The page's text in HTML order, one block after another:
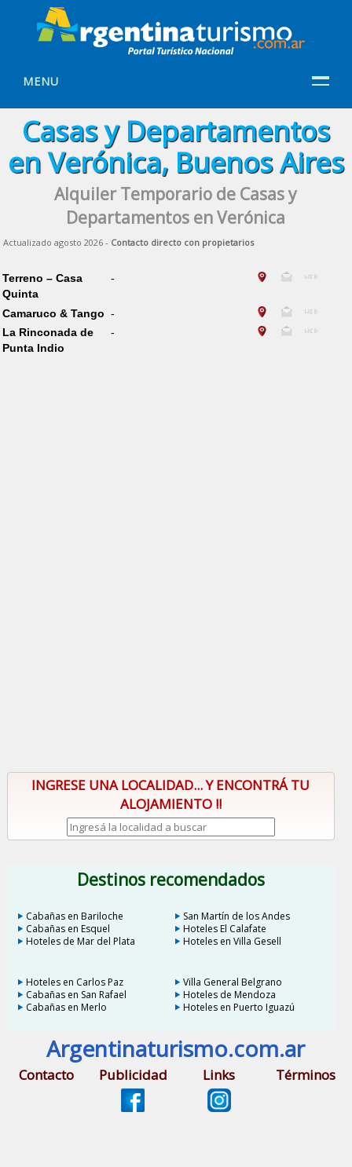
MENU
Casas y Departamentos
en Verónica, Buenos Aires
Alquiler Temporario de Casas y
Departamentos en Verónica
Actualizado agosto 2026 - Contacto directo con propietarios
Terreno – Casa
Quinta
-
Camaruco & Tango -
La Rinconada de
Punta Indio
-
INGRESE UNA LOCALIDAD... Y ENCONTRÁ TU
ALOJAMIENTO !!
Destinos recomendados
Cabañas en Bariloche
San Martín de los Andes
Cabañas en Esquel
Hoteles El Calafate
Hoteles de Mar del Plata
Hoteles en Villa Gesell
Hoteles en Carlos Paz
Villa General Belgrano
Cabañas en San Rafael
Hoteles de Mendoza
Cabañas en Merlo
Hoteles en Puerto Iguazú
Argentinaturismo.com.ar
Contacto Publicidad Links Términos